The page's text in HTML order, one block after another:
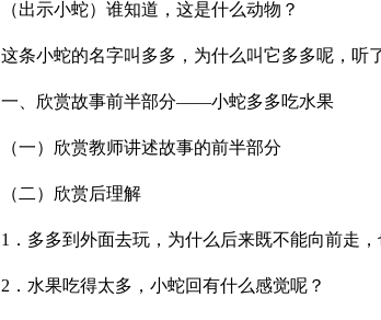
（出示小蛇）谁知道，这是什么动物？
这条小蛇的名字叫多多，为什么叫它多多呢，听
一、欣赏故事前半部分――小蛇多多吃水果
（一）欣赏教师讲述故事的前半部分
（二）欣赏后理解
1．多多到外面去玩，为什么后来既不能向前走，
2．水果吃得太多，小蛇回有什么感觉呢？